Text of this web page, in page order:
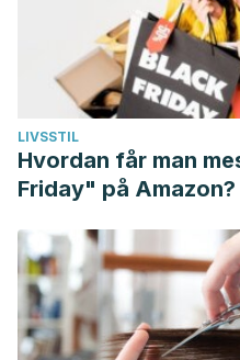
LIVSSTIL
Hvordan får man
Friday" på Amazon?